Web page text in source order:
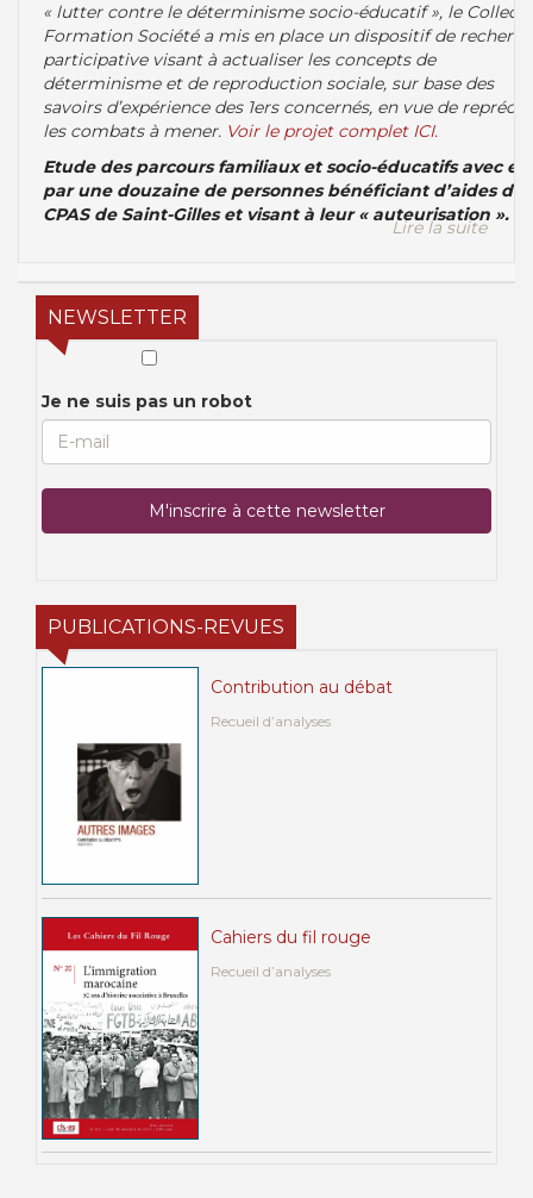
« lutter contre le déterminisme socio-éducatif », le
Formation Société a mis en place un dispositif de
participative visant à actualiser les concepts de
déterminisme et de reproduction sociale, sur base des
savoirs d’expérience des 1ers concernés, en vue de
les combats à mener. Voir le projet complet ICI.
Etude des parcours familiaux et socio-éducatifs avec et
par une douzaine de personnes bénéficiant d’aides du
CPAS de Saint-Gilles et visant à leur « auteurisation ».
Lire la suite
NEWSLETTER
Je ne suis pas un robot
PUBLICATIONS-REVUES
Contribution au débat
Recueil d’analyses
Cahiers du fil rouge
Recueil d’analyses